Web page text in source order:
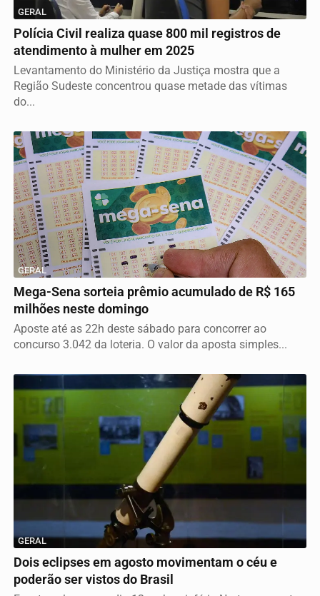
GERAL
Polícia Civil realiza quase 800 mil registros de
atendimento à mulher em 2025
Levantamento do Ministério da Justiça mostra que a
Região Sudeste concentrou quase metade das vítimas
do...
GERAL
Mega-Sena sorteia prêmio acumulado de R$ 165
milhões neste domingo
Aposte até as 22h deste sábado para concorrer ao
concurso 3.042 da loteria. O valor da aposta simples...
GERAL
Dois eclipses em agosto movimentam o céu e
poderão ser vistos do Brasil